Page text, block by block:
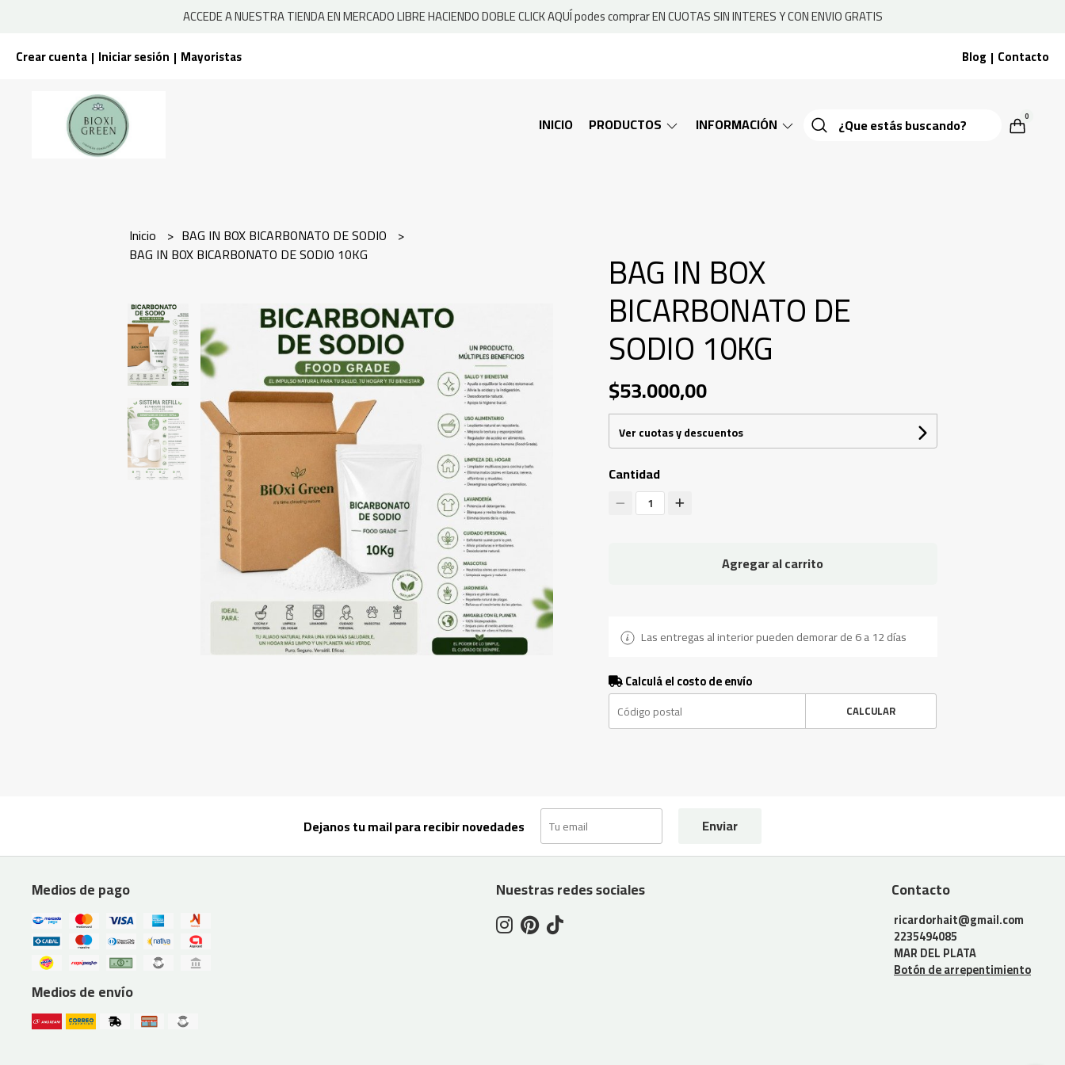
ACCEDE A NUESTRA TIENDA EN MERCADO LIBRE HACIENDO DOBLE CLICK AQUÍ podes comprar EN CUOTAS SIN INTERES Y CON ENVIO GRATIS
Crear cuenta | Iniciar sesión | Mayoristas Blog | Contacto
INICIO PRODUCTOS INFORMACIÓN 0
Inicio
BAG IN BOX BICARBONATO DE SODIO
BAG IN BOX BICARBONATO DE SODIO 10KG
BAG IN BOX
BICARBONATO DE
SODIO 10KG
$53.000,00
Ver cuotas y descuentos
Cantidad
1
Agregar al carrito
Las entregas al interior pueden demorar de 6 a 12 días
Calculá el costo de envío
CALCULAR
Dejanos tu mail para recibir novedades Enviar
Medios de pago
Medios de envío
Nuestras redes sociales Contacto
ricardorhait@gmail.com
2235494085
MAR DEL PLATA
Botón de arrepentimiento